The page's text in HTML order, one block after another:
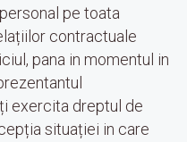
pe toata
contractuale
pana in momentul in
exercita dreptul de
situației in care